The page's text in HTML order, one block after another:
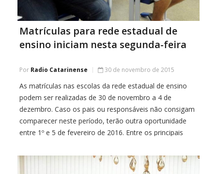
Matrículas para rede estadual de
ensino iniciam nesta segunda-feira
Por Radio Catarinense 30 de novembro de 2015
As matrículas nas escolas da rede estadual de ensino
podem ser realizadas de 30 de novembro a 4 de
dezembro. Caso os pais ou responsáveis não consigam
comparecer neste período, terão outra oportunidade
entre 1º e 5 de fevereiro de 2016. Entre os principais
deve ser […]